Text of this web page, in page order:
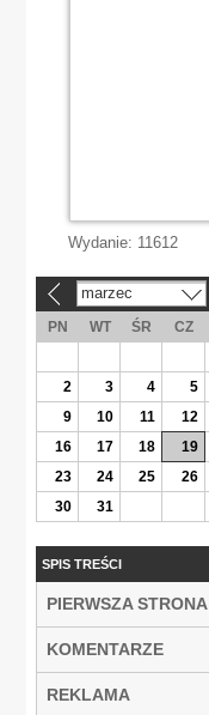
Wydanie: 11612
marzec
PN WT ŚR CZ
2
3 4 5
9
10 11 12
16
17 18 19
23
24 25 26
30
31
SPIS TREŚCI
PIERWSZA STRONA
KOMENTARZE
REKLAMA